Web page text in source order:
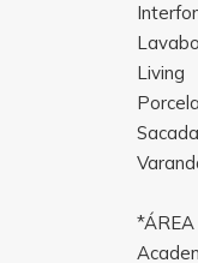
Lavabo
Living
Sacada